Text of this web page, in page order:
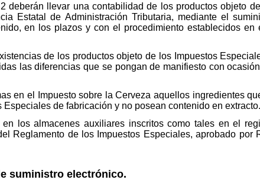
llevar una contabilidad de los productos objeto
Estatal de Administración Tributaria, mediante el
en los plazos y con el procedimiento establecidos en
de los productos objeto de los Impuestos
las diferencias que se pongan de manifiesto con
en el Impuesto sobre la Cerveza aquellos ingredientes
de fabricación y no posean contenido en extracto.
los almacenes auxiliares inscritos como tales en el
Reglamento de los Impuestos Especiales, aprobado por
suministro electrónico.